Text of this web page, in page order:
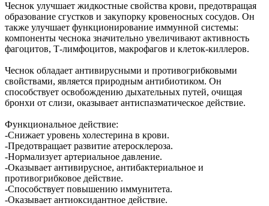
Чеснок улучшает жидкостные свойства крови, предотвращая
образование сгустков и закупорку кровеносных сосудов. Он
также улучшает функционирование иммунной системы:
компоненты чеснока значительно увеличивают активность
фагоцитов, Т-лимфоцитов, макрофагов и клеток-киллеров.
Чеснок обладает антивирусными и противогрибковыми
свойствами, является природным антибиотиком. Он
способствует освобождению дыхательных путей, очищая
бронхи от слизи, оказывает антиспазматическое действие.
Функциональное действие:
-Снижает уровень холестерина в крови.
-Предотвращает развитие атеросклероза.
-Нормализует артериальное давление.
-Оказывает антивирусное, антибактериальное и
противогрибковое действие.
-Способствует повышению иммунитета.
-Оказывает антиоксидантное действие.